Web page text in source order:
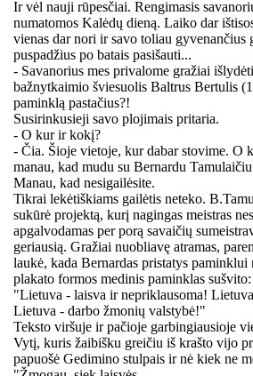
Ir vėl nauji rūpesčiai. Rengimasis
numatomos Kalėdų dieną. Laiko dar
vienas dar nori ir savo toliau gyvenančius
puspadžius po batais pasišauti...
- Savanorius mes privalome gražiai
bažnytkaimio šviesuolis Baltrus Bertulis
paminklą pastačius?!
Susirinkusieji savo plojimais pritaria.
- O kur ir kokį?
- Čia. Šioje vietoje, kur dabar stovime. O
manau, kad mudu su Bernardu
Manau, kad nesigailėsite.
Tikrai lekėtiškiams gailėtis neteko.
sukūrė projektą, kurį nagingas meistras
apgalvodamas per porą savaičių
geriausią. Gražiai nuobliavę atramas,
laukė, kada Bernardas pristatys
plakato formos medinis paminklas sušvito:
"Lietuva - laisva ir nepriklausoma!
Lietuva - darbo žmonių valstybė!"
Teksto viršuje ir pačioje garbingiausioje
Vytį, kuris žaibišku greičiu iš krašto vijo
papuošė Gedimino stulpais ir nė kiek ne